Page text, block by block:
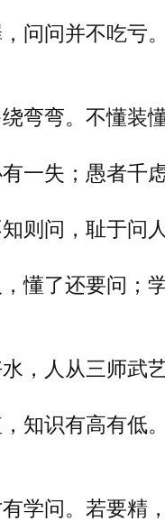
问并不吃亏
弯。不懂装
失；愚者千
问，耻于问
了还要问；
人从三师武
识有高有低
问。若要精